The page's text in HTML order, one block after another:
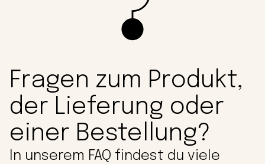
Fragen zum Produkt,
der Lieferung oder
einer Bestellung?
In unserem FAQ findest du viele